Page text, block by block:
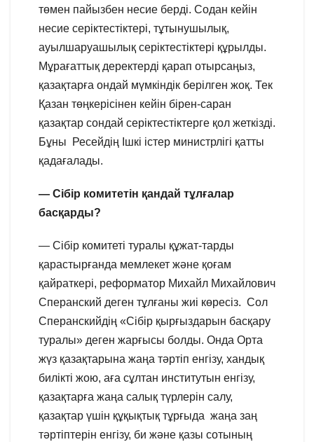
төмен пайызбен несие берді. Содан кейін
несие серіктестіктері, тұтынушылық,
ауылшаруашылық серіктестіктері құрылды.
Мұрағаттық деректерді қарап отырсаңыз,
қазақтарға ондай мүмкіндік берілген жоқ. Тек
Қазан төңкерісінен кейін бірен-саран
қазақтар сондай серіктестіктерге қол жеткізді.
Бұны Ресейдің Ішкі істер министрлігі қатты
қадағалады.
— Сібір комитетін қандай тұлғалар
басқарды?
— Сібір комитеті туралы құжат-тарды
қарастырғанда мемлекет және қоғам
қайраткері, реформатор Михайл Михайлович
Сперанский деген тұлғаны жиі көресіз. Сол
Сперанскийдің «Сібір қырғыздарын басқару
туралы» деген жарғысы болды. Онда Орта
жүз қазақтарына жаңа тәртіп енгізу, хандық
билікті жою, аға сұлтан институтын енгізу,
қазақтарға жаңа салық түрлерін салу,
қазақтар үшін құқықтық тұрғыда жаңа заң
тәртіптерін енгізу, би және қазы сотының